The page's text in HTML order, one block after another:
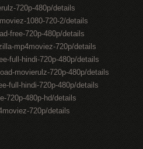
720p-480p/details
1080-720-2/details
free-720p-480p/details
mp4moviez-720p/details
full-hindi-720p-480p/details
movierulz-720p-480p/details
full-hindi-720p-480p/details
720p-480p-hd/details
720p/details